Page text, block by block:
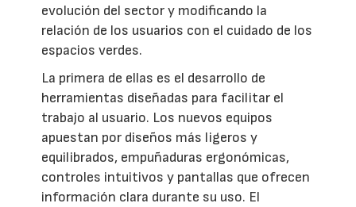
evolución del sector y modificando la
relación de los usuarios con el cuidado de los
espacios verdes.
La primera de ellas es el desarrollo de
herramientas diseñadas para facilitar el
trabajo al usuario. Los nuevos equipos
apuestan por diseños más ligeros y
equilibrados, empuñaduras ergonómicas,
controles intuitivos y pantallas que ofrecen
información clara durante su uso. El